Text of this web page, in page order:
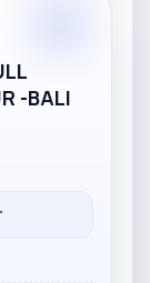
-BALI